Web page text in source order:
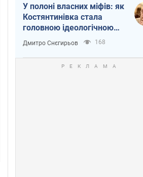
У полоні власних міфів: як
Костянтинівка стала
головною ідеологічною
пасткою для російських
окупантів
Дмитро Снєгирьов 168